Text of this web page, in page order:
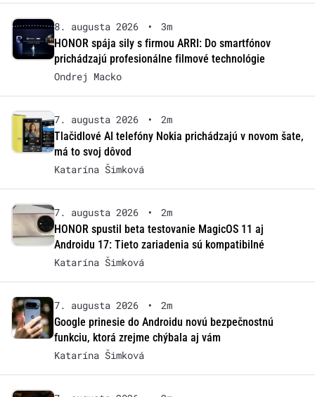
8. augusta 2026 •
3m
HONOR spája sily s firmou ARRI: Do smartfónov
prichádzajú profesionálne filmové technológie
Ondrej Macko
7. augusta 2026 •
2m
Tlačidlové AI telefóny Nokia prichádzajú v novom šate,
má to svoj dôvod
Katarína Šimková
7. augusta 2026 •
2m
HONOR spustil beta testovanie MagicOS 11 aj
Androidu 17: Tieto zariadenia sú kompatibilné
Katarína Šimková
7. augusta 2026 •
2m
Google prinesie do Androidu novú bezpečnostnú
funkciu, ktorá zrejme chýbala aj vám
Katarína Šimková